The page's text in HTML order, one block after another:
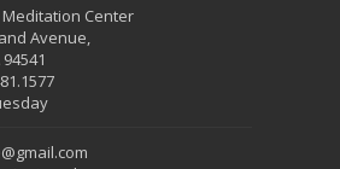
Center
Avenue,